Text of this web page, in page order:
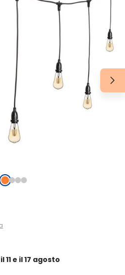
11 e il 17 agosto